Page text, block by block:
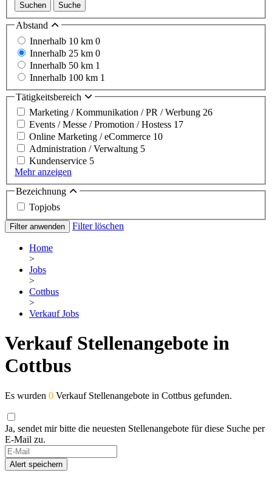
Suchen Suche
Abstand
Innerhalb 10 km 0
Innerhalb 25 km 0
Innerhalb 50 km 1
Innerhalb 100 km 1
Tätigkeitsbereich
Marketing / Kommunikation / PR / Werbung 26
Events / Messe / Promotion / Hostess 17
Online Marketing / eCommerce 10
Administration / Verwaltung 5
Kundenservice 5
Mehr anzeigen
Bezeichnung
Topjobs
Filter anwenden Filter löschen
Home
>
Jobs
>
Cottbus
>
Verkauf Jobs
Verkauf Stellenangebote in
Cottbus
Es wurden 0 Verkauf Stellenangebote in Cottbus gefunden.
Ja, sendet mir bitte die neuesten Stellenangebote für diese Suche per
E-Mail zu.
If
you
are
Alert speichern